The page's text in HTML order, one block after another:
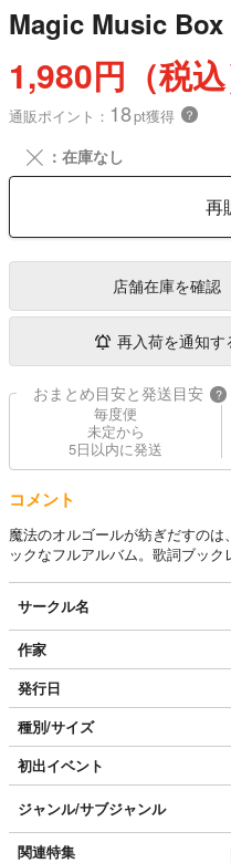
Magic Music
1,980円（税込
通販ポイント： 18pt獲得 ？
╳ ：在庫なし
再
店舗在庫を確認
再入荷を通知す
おまとめ目安と発送目安 ?
毎度便
未定から
5日以内に発送
コメント
魔法のオルゴールが紡ぎだすの
ックなフルアルバム。歌詞ブック
サークル名
作家
発行日
種別/サイズ
初出イベント
ジャンル/サブジャンル
関連特集